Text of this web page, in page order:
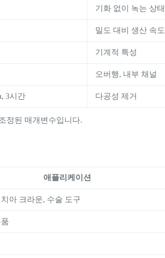
기화 없이 녹는 상태
밀도 대비 생산 속도
기계적 특성
오버행, 내부 채널
3시간 다공성 제거
정된 매개변수입니다.
애플리케이션
아 크라운, 수술 도구